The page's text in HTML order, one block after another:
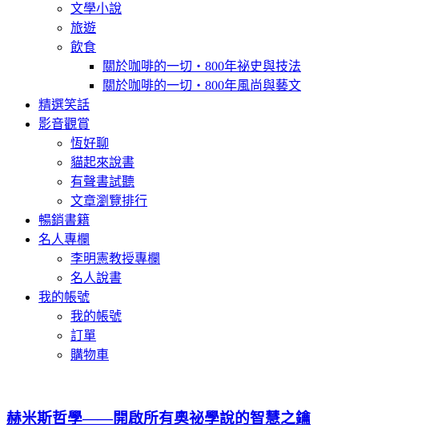
文學小說
旅遊
飲食
關於咖啡的一切‧800年祕史與技法
關於咖啡的一切‧800年風尚與藝文
精選笑話
影音觀賞
恆好聊
貓起來說書
有聲書試聽
文章瀏覽排行
暢銷書籍
名人專欄
李明憲教授專欄
名人說書
我的帳號
我的帳號
訂單
購物車
赫米斯哲學——開啟所有奧祕學說的智慧之鑰